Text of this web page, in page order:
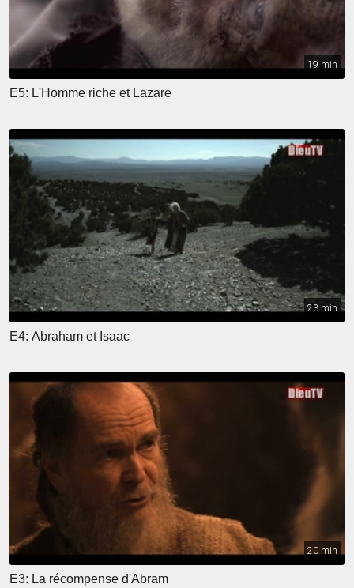
19 min
E5: L'Homme riche et Lazare
23 min
E4: Abraham et Isaac
20 min
E3: La récompense d'Abram